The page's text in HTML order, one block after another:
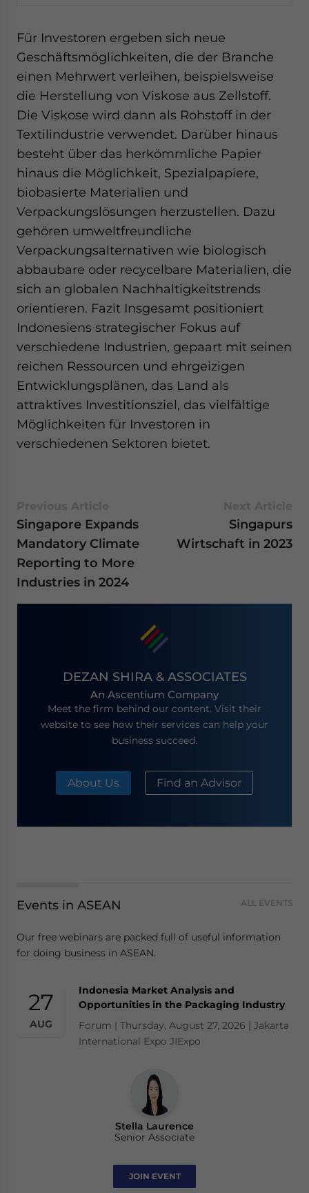
Für Investoren ergeben sich neue
Geschäftsmöglichkeiten, die der Branche
einen Mehrwert verleihen, beispielsweise
die Herstellung von Viskose aus Zellstoff.
Die Viskose wird dann als Rohstoff in der
Textilindustrie verwendet. Darüber hinaus
besteht über das herkömmliche Papier
hinaus die Möglichkeit, Spezialpapiere,
biobasierte Materialien und
Verpackungslösungen herzustellen. Dazu
gehören umweltfreundliche
Verpackungsalternativen wie biologisch
abbaubare oder recycelbare Materialien, die
sich an globalen Nachhaltigkeitstrends
orientieren. Fazit Insgesamt positioniert
Indonesiens strategischer Fokus auf
verschiedene Industrien, gepaart mit seinen
reichen Ressourcen und ehrgeizigen
Entwicklungsplänen, das Land als
attraktives Investitionsziel, das vielfältige
Möglichkeiten für Investoren in
verschiedenen Sektoren bietet.
Singapore Expands
Mandatory Climate
Reporting to More
Industries in 2024
Singapurs
Wirtschaft in 2023
DEZAN SHIRA & ASSOCIATES
An Ascentium Company
Meet the firm behind our content. Visit their
website to see how their services can help your
business succeed.
About Us Find an Advisor
Events in ASEAN ALL EVENTS
Our free webinars are packed full of useful information
for doing business in ASEAN.
27
AUG
Indonesia Market Analysis and
Opportunities in the Packaging Industry
Forum | Thursday, August 27, 2026 | Jakarta
International Expo JIExpo
Stella Laurence
Senior Associate
JOIN EVENT